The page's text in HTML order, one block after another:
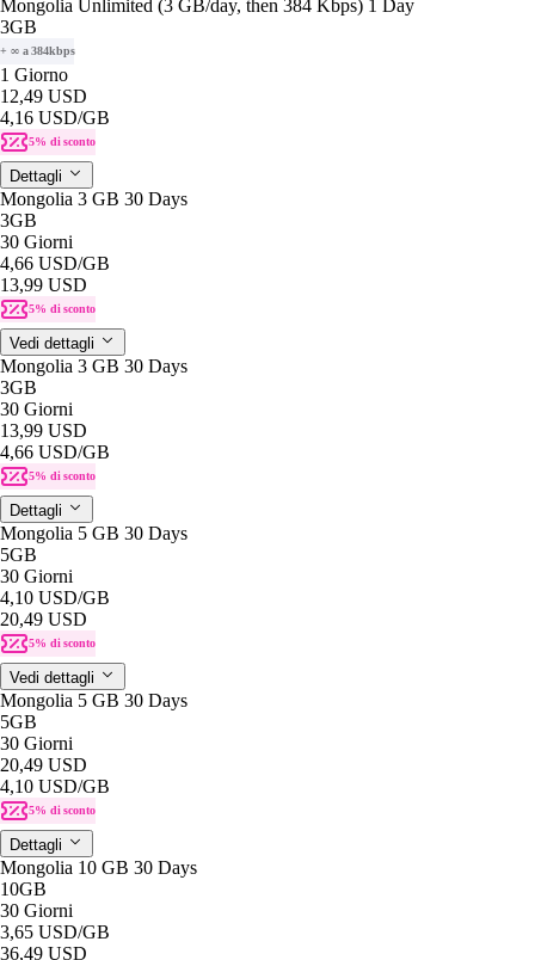
Mongolia Unlimited (3 GB/day, then 384 Kbps) 1 Day
3GB
+ ∞ a 384kbps
1 Giorno
12,49 USD
4,16 USD/GB
5% di sconto
Dettagli
Mongolia 3 GB 30 Days
3GB
30 Giorni
4,66 USD/GB
13,99 USD
5% di sconto
Vedi dettagli
Mongolia 3 GB 30 Days
3GB
30 Giorni
13,99 USD
4,66 USD/GB
5% di sconto
Dettagli
Mongolia 5 GB 30 Days
5GB
30 Giorni
4,10 USD/GB
20,49 USD
5% di sconto
Vedi dettagli
Mongolia 5 GB 30 Days
5GB
30 Giorni
20,49 USD
4,10 USD/GB
5% di sconto
Dettagli
Mongolia 10 GB 30 Days
10GB
30 Giorni
3,65 USD/GB
36,49 USD